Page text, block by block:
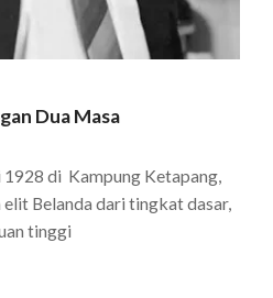
Dua Masa
1928 di Kampung Ketapang,
Belanda dari tingkat dasar,
tinggi